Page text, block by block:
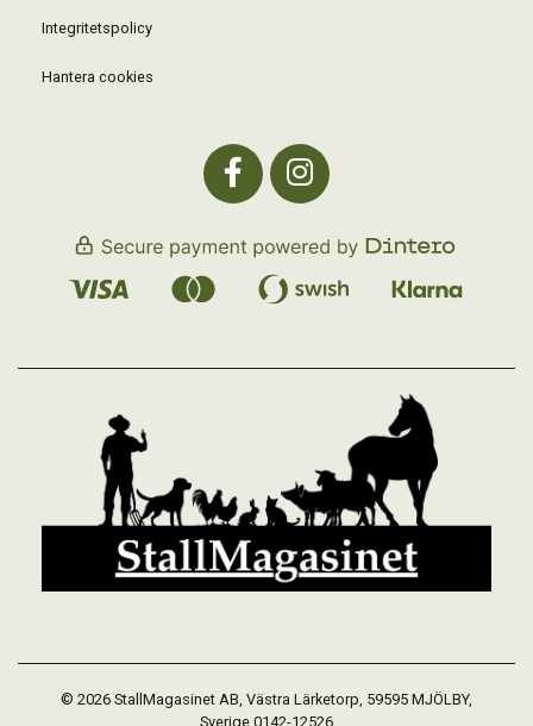
Integritetspolicy
Hantera cookies
© 2026 StallMagasinet AB, Västra Lärketorp, 59595 MJÖLBY,
Sverige 0142-12526